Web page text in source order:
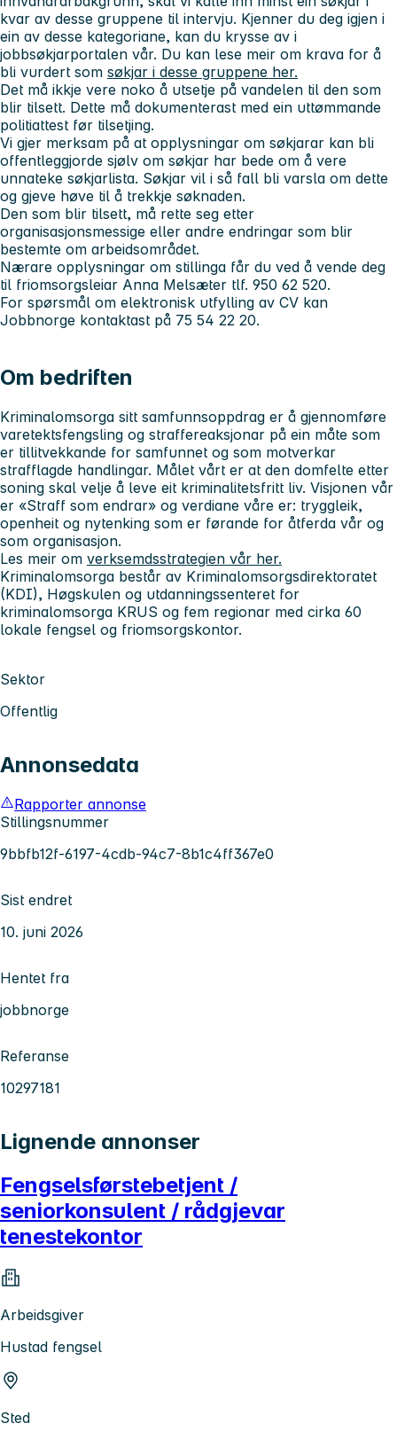
kvar av desse gruppene til intervju. Kjenner du deg igjen i
ein av desse kategoriane, kan du krysse av i
jobbsøkjarportalen vår. Du kan lese meir om krava for å
bli vurdert som søkjar i desse gruppene her.
Det må ikkje vere noko å utsetje på vandelen til den som
blir tilsett. Dette må dokumenterast med ein uttømmande
politiattest før tilsetjing.
Vi gjer merksam på at opplysningar om søkjarar kan bli
offentleggjorde sjølv om søkjar har bede om å vere
unnateke søkjarlista. Søkjar vil i så fall bli varsla om dette
og gjeve høve til å trekkje søknaden.
Den som blir tilsett, må rette seg etter
organisasjonsmessige eller andre endringar som blir
bestemte om arbeidsområdet.
Nærare opplysningar om stillinga får du ved å vende deg
til friomsorgsleiar Anna Melsæter tlf. 950 62 520.
For spørsmål om elektronisk utfylling av CV kan
Jobbnorge kontaktast på 75 54 22 20.
Om bedriften
Kriminalomsorga sitt samfunnsoppdrag er å gjennomføre
varetektsfengsling og straffereaksjonar på ein måte som
er tillitvekkande for samfunnet og som motverkar
strafflagde handlingar. Målet vårt er at den domfelte etter
soning skal velje å leve eit kriminalitetsfritt liv. Visjonen vår
er «Straff som endrar» og verdiane våre er: tryggleik,
openheit og nytenking som er førande for åtferda vår og
som organisasjon.
Les meir om verksemdsstrategien vår her.
Kriminalomsorga består av Kriminalomsorgsdirektoratet
(KDI), Høgskulen og utdanningssenteret for
kriminalomsorga KRUS og fem regionar med cirka 60
lokale fengsel og friomsorgskontor.
Sektor
Offentlig
Annonsedata
Rapporter annonse
Stillingsnummer
9bbfb12f-6197-4cdb-94c7-8b1c4ff367e0
Sist endret
10. juni 2026
Hentet fra
jobbnorge
Referanse
10297181
Lignende annonser
Fengselsførstebetjent /
seniorkonsulent / rådgjevar
tenestekontor
Arbeidsgiver
Hustad fengsel
Sted